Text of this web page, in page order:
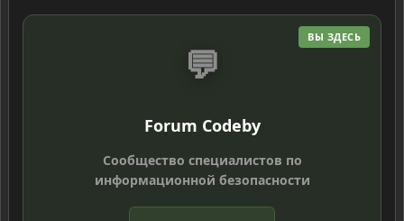
ВЫ ЗДЕСЬ
💬
Forum Codeby
Сообщество специалистов по
информационной безопасности